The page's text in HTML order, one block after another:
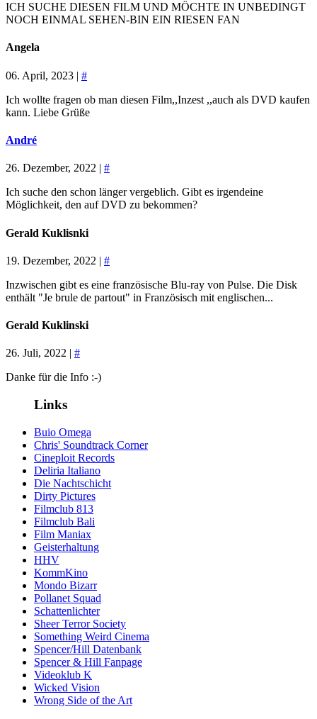
ICH SUCHE DIESEN FILM UND MÖCHTE IN UNBEDINGT
NOCH EINMAL SEHEN-BIN EIN RIESEN FAN
Angela
06. April, 2023 | #
Ich wollte fragen ob man diesen Film,,Inzest ,,auch als DVD kaufen
kann. Liebe Grüße
André
26. Dezember, 2022 | #
Ich suche den schon länger vergeblich. Gibt es irgendeine
Möglichkeit, den auf DVD zu bekommen?
Gerald Kuklisnki
19. Dezember, 2022 | #
Inzwischen gibt es eine französische Blu-ray von Pulse. Die Disk
enthält "Je brule de partout" in Französisch mit englischen...
Gerald Kuklinski
26. Juli, 2022 | #
Danke für die Info :-)
Links
Buio Omega
Chris' Soundtrack Corner
Cineploit Records
Deliria Italiano
Die Nachtschicht
Dirty Pictures
Filmclub 813
Filmclub Bali
Film Maniax
Geisterhaltung
HHV
KommKino
Mondo Bizarr
Pollanet Squad
Schattenlichter
Sheer Terror Society
Something Weird Cinema
Spencer/Hill Datenbank
Spencer & Hill Fanpage
Videoklub K
Wicked Vision
Wrong Side of the Art